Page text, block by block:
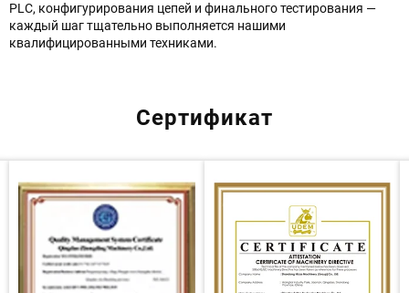
PLC, конфигурирования цепей и финального тестирования —
каждый шаг тщательно выполняется нашими
квалифицированными техниками.
Сертификат